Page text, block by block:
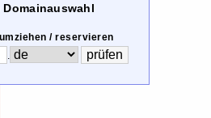
/ reservieren